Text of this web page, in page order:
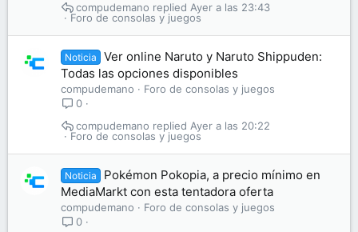
Foro de consolas y juegos
Ayer a las 23:43
compudemano
Noticia
Ver online Naruto y Naruto Shippuden:
Todas las opciones disponibles
compudemano
Foro de consolas y juegos
0
Foro de consolas y juegos
Ayer a las 20:22
compudemano
Noticia
Pokémon Pokopia, a precio mínimo en
MediaMarkt con esta tentadora oferta
compudemano
Foro de consolas y juegos
0